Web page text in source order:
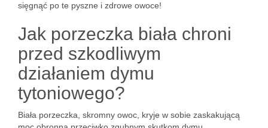
sięgnąć po te pyszne i zdrowe owoce!
Jak porzeczka biała chroni
przed szkodliwym
działaniem dymu
tytoniowego?
Biała porzeczka, skromny owoc, kryje w sobie zaskakującą